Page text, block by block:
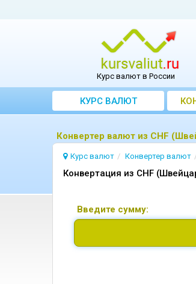
Курс валют в России
КУРС ВАЛЮТ
Конвертер валют из CHF
Курс валют Конвертер валют
Конвертация из CHF
Введите сумму: